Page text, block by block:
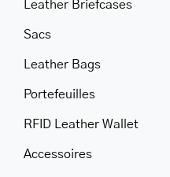
Leather Briefcases
Sacs
Leather Bags
Portefeuilles
RFID Leather Wallet
Accessoires